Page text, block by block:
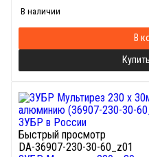
В наличии
В
Быстрый просмотр
DA-36907-230-30-60_z01